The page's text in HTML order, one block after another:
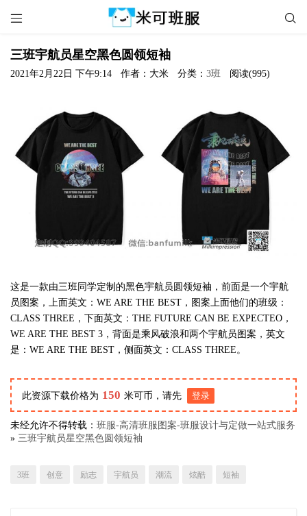
 
三班宇航员星空黑色圆领短袖
2021年2月22日 下午9:14 作者：大米 分类： 3班 阅读(995)
这是一款由三班同学定制的黑色宇航员圆领短袖，前面是一个宇航
员图案，上面英文：WE ARE THE BEST，图案上面他们的班级：
CLASS THREE，下面英文：THE FUTURE CAN BE EXPECTEO，
WE ARE THE BEST 3，背面是乘风破浪和两个宇航员图案，英文
是：WE ARE THE BEST，侧面英文：CLASS THREE。
此资源下载价格为 150 米可币，请先 登录
未经允许不得转载： 班服-高清班服图案-班服设计与定做一站式服务
» 三班宇航员星空黑色圆领短袖
3班 创意 励志 宇航员 潮流 炫酷 短袖